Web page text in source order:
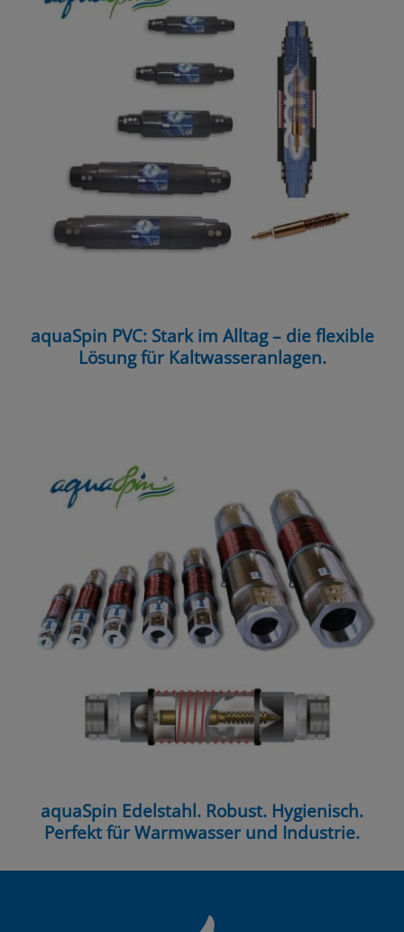
aquaSpin PVC: Stark im Alltag – die flexible
Lösung für Kaltwasseranlagen.
aquaSpin Edelstahl. Robust. Hygienisch.
Perfekt für Warmwasser und Industrie.